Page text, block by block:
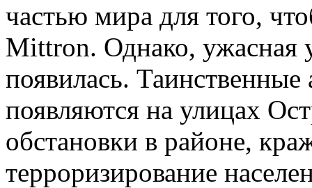
частью мира для того,
Mittron. Однако, ужасная
появилась.
появляются на улицах
обстановки в районе,
терроризирование